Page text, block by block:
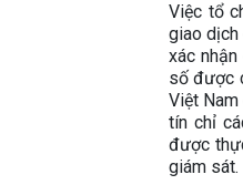
Việc tổ
giao dịch
xác
số được
Việt
tín chỉ
được
giám sát.